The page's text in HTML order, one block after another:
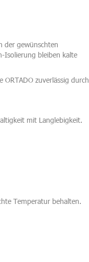
der gewünschten
Isolierung bleiben kalte
zuverlässig durch
mit Langlebigkeit.
Temperatur behalten.